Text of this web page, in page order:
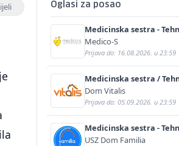
Oglasi za posao
Medicinska sestra -
Medico-S
Prijava do: 16.08.2026. u 23:59
Medicinska sestra /
Njegovatelj (m/ž)
Dom Vitalis
Prijava do: 05.09.2026. u 23:59
Medicinska sestra -
USZ Dom Familia